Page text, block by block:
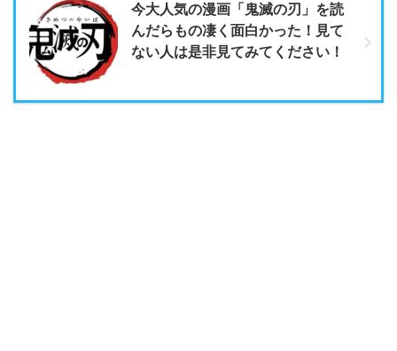
今大人気の漫画「鬼滅の刃」を読
んだらもの凄く面白かった！見て
ない人は是非見てみてください！